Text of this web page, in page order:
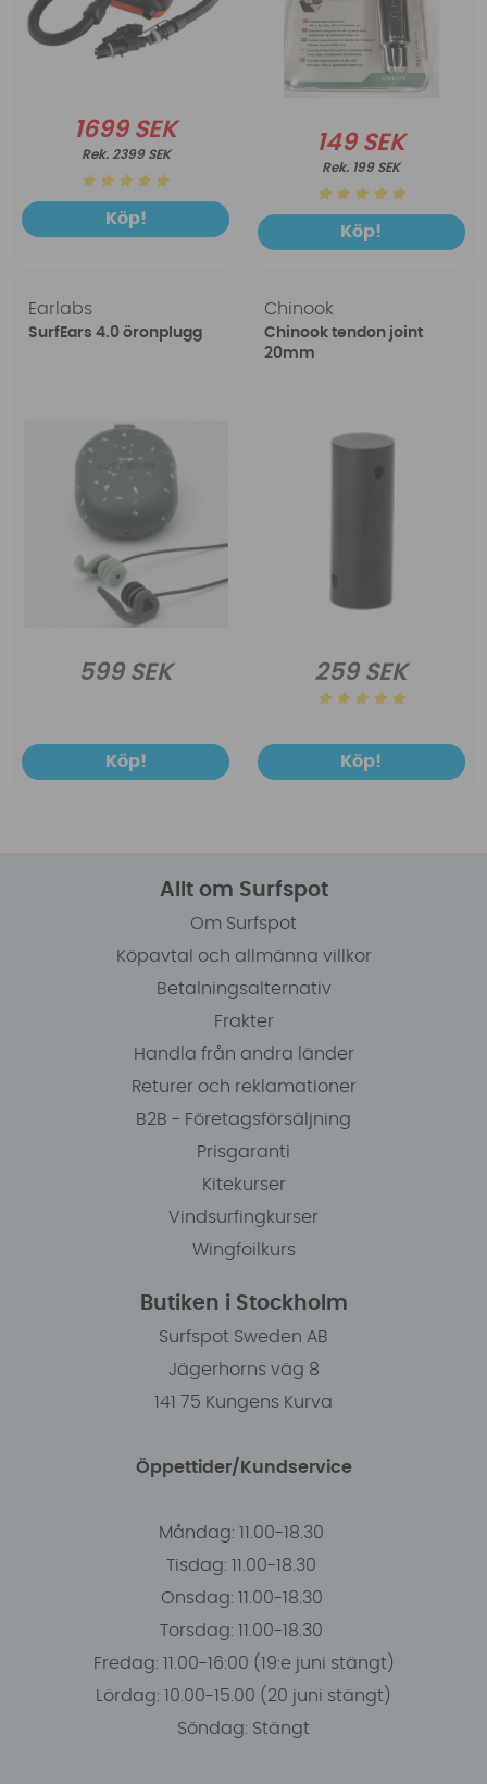
1699 SEK
2399 SEK
Köp!
149 SEK
199 SEK
Köp!
Earlabs
SurfEars 4.0 öronplugg
599 SEK
Köp!
Chinook
Chinook tendon joint
20mm
259 SEK
Köp!
Allt om Surfspot
Om Surfspot
Köpavtal och allmänna villkor
Betalningsalternativ
Frakter
Handla från andra länder
Returer och reklamationer
B2B - Företagsförsäljning
Prisgaranti
Kitekurser
Vindsurfingkurser
Wingfoilkurs
Butiken i Stockholm
Surfspot Sweden AB
Jägerhorns väg 8
141 75 Kungens Kurva
Öppettider/Kundservice
Måndag: 11.00-18.30
Tisdag: 11.00-18.30
Onsdag: 11.00-18.30
Torsdag: 11.00-18.30
Fredag: 11.00-16:00 (19:e juni stängt)
Lördag: 10.00-15.00 (20 juni stängt)
Söndag: Stängt